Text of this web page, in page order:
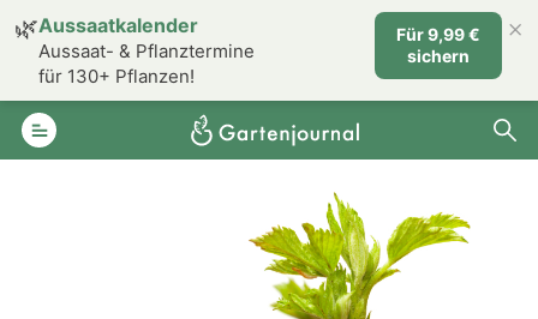
🌿Aussaatkalender
Aussaat- & Pflanztermine
für 130+ Pflanzen!
Für 9,99 €
sichern
×